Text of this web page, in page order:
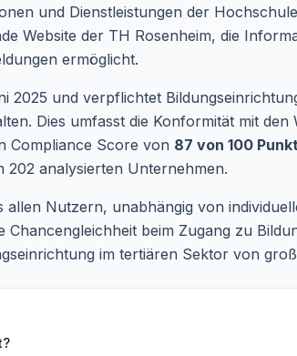
und Dienstleistungen der
Website der TH Rosenheim, die
ermöglicht.
2025 und verpflichtet
Dies umfasst die Konformität mit den
Compliance Score von 87 von 100
202 analysierten Unternehmen.
Nutzern, unabhängig von
beim Zugang zu
im tertiären Sektor von